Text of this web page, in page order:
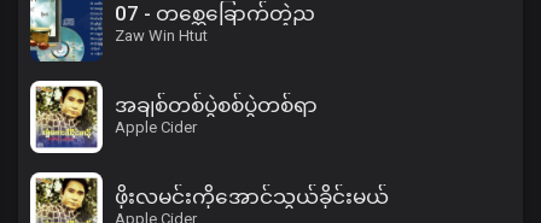
07 - တစ္ဆေခြောက်တဲ့ည
Zaw Win Htut
အချစ်တစ်ပွဲစစ်ပွဲတစ်ရာ
Apple Cider
ဖိုးလမင်းကိုအောင်သွယ်ခိုင်းမယ်
Apple Cider